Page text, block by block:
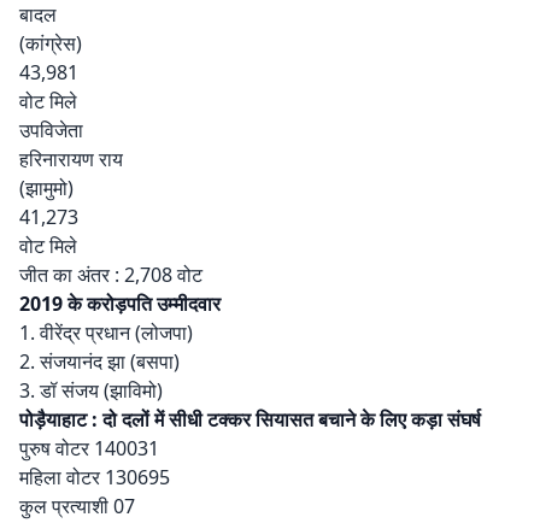
बादल
(कांग्रेस)
43,981
वोट मिले
उपविजेता
हरिनारायण राय
(झामुमो)
41,273
वोट मिले
जीत का अंतर : 2,708 वोट
2019 के करोड़पति उम्मीदवार
1. वीरेंद्र प्रधान (लोजपा)
2. संजयानंद झा (बसपा)
3. डॉ संजय (झाविमो)
पोड़ैयाहाट : दो दलों में सीधी टक्कर सियासत बचाने के लिए कड़ा संघर्ष
पुरुष वोटर 140031
महिला वोटर 130695
कुल प्रत्याशी 07